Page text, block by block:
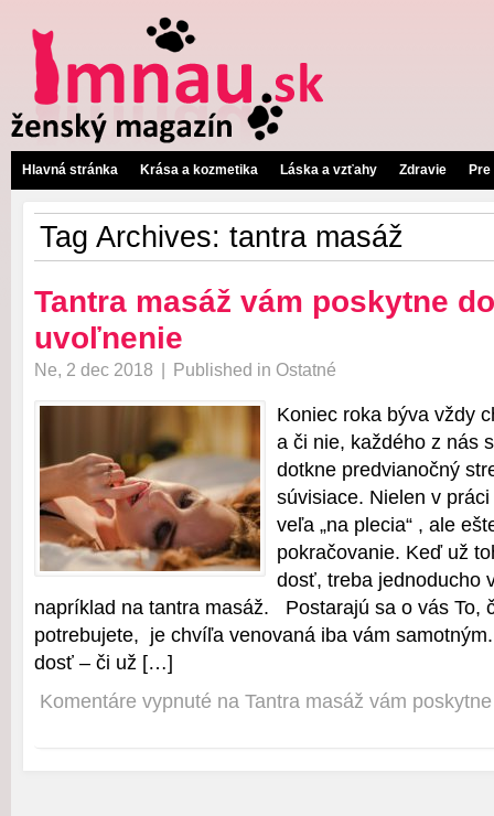
Hlavná stránka Krása a kozmetika Láska a vzťahy Zdravie
Tag Archives: tantra masáž
Tantra masáž vám poskytne
uvoľnenie
Ne, 2 dec 2018 | Published in Ostatné
Koniec roka býva vždy
a či nie, každého z nás
dotkne predvianočný
súvisiace. Nielen v
veľa „na plecia“ , ale
pokračovanie. Keď už
dosť, treba jednoducho
napríklad na tantra masáž. Postarajú sa o vás To,
potrebujete, je chvíľa venovaná iba vám
dosť – či už […]
Komentáre vypnuté na Tantra masáž vám